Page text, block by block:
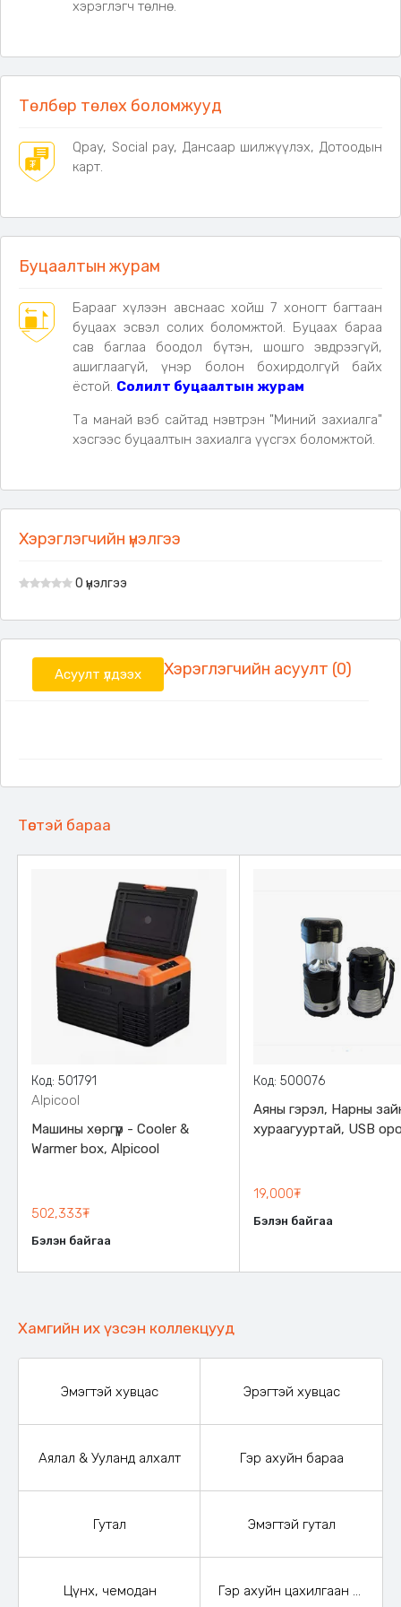
хэрэглэгч төлнө.
Төлбөр төлөх боломжууд
Qpay, Social pay, Дансаар шилжүүлэх, Дотоодын
карт.
Буцаалтын журам
Барааг хүлээн авснаас хойш 7 хоногт багтаан
буцаах эсвэл солих боломжтой. Буцаах бараа
сав баглаа боодол бүтэн, шошго эвдрээгүй,
ашиглаагүй, үнэр болон бохирдолгүй байх
ёстой. Солилт буцаалтын журам
Та манай вэб сайтад нэвтрэн "Миний захиалга"
хэсгээс буцаалтын захиалга үүсгэх боломжтой.
Хэрэглэгчийн үнэлгээ
0 үнэлгээ
Хэрэглэгчийн асуулт (0)
Асуулт үлдээх
Төстэй бараа
Код: 501791
Alpicool
Машины хөргүүр - Cooler &
Warmer box, Alpicool
502,333₮
Бэлэн байгаа
Код: 500076
Аяны гэрэл, Нарны
хураагууртай, USB
19,000₮
Бэлэн байгаа
Хамгийн их үзсэн коллекцууд
Эмэгтэй хувцас Эрэгтэй хувцас
Аялал & Ууланд алхалт Гэр ахуйн бараа
Гутал Эмэгтэй гутал
Цүнх, чемодан